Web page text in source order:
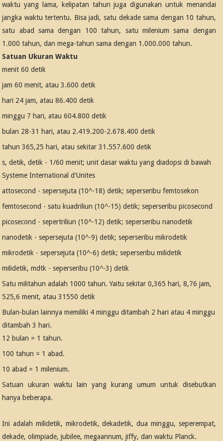
waktu yang lama, kelipatan tahun juga digunakan untuk menandai
jangka waktu tertentu. Bisa jadi, satu dekade sama dengan 10 tahun,
satu abad sama dengan 100 tahun, satu milenium sama dengan
1.000 tahun, dan mega-tahun sama dengan 1.000.000 tahun.
Satuan Ukuran Waktu
menit 60 detik
jam 60 menit, atau 3.600 detik
hari 24 jam, atau 86.400 detik
minggu 7 hari, atau 604.800 detik
bulan 28-31 hari, atau 2.419.200-2.678.400 detik
tahun 365,25 hari, atau sekitar 31.557.600 detik
s, detik, detik - 1/60 menit; unit dasar waktu yang diadopsi di bawah
Systeme International d'Unites
attosecond - sepersejuta (10^-18) detik; seperseribu femtosekon
femtosecond - satu kuadriliun (10^-15) detik; seperseribu picosecond
picosecond - sepertriliun (10^-12) detik; seperseribu nanodetik
nanodetik - sepersejuta (10^-9) detik; seperseribu mikrodetik
mikrodetik - sepersejuta (10^-6) detik; seperseribu milidetik
milidetik, mdtk - seperseribu (10^-3) detik
Satu militahun adalah 1000 tahun. Yaitu sekitar 0,365 hari, 8,76 jam,
525,6 menit, atau 31550 detik
Bulan-bulan lainnya memiliki 4 minggu ditambah 2 hari atau 4 minggu
ditambah 3 hari.
12 bulan = 1 tahun.
100 tahun = 1 abad.
10 abad = 1 milenium.
Satuan ukuran waktu lain yang kurang umum untuk disebutkan
hanya beberapa.
Ini adalah milidetik, mikrodetik, dekadetik, dua minggu, seperempat,
dekade, olimpiade, jubilee, megaannum, jiffy, dan waktu Planck.